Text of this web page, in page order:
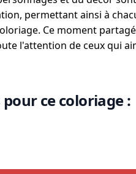
permettant ainsi à
Ce moment
l'attention de ceux qui
ce coloriage :